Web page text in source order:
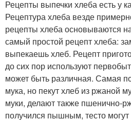
Рецепты выпечки хлеба есть у
Рецептура хлеба везде
рецепты хлеба основываются
самый простой рецепт хлеба:
выпекаешь хлеб. Рецепт
до сих пор используют
может быть различная. Самая
мука, но пекут хлеб из ржаной
муки, делают также пшенично-
получился пышным, тесто